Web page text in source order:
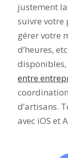
justement
suivre votre
gérer votre
d’heures,
entre
d’artisans.
avec iOS et